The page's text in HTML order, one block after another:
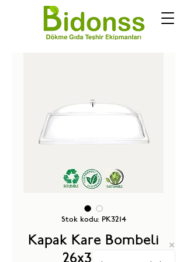
Stok kodu: PK3214
Kapak Kare Bombeli